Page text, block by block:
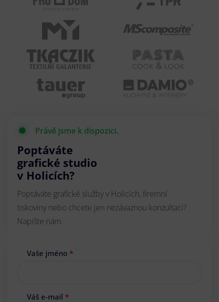
Právě jsme k dispozici.
Poptáváte
grafické studio
v Holicích?
Poptáváte grafické služby v Holicích, firemní
tiskoviny nebo chcete jen nezávaznou konzultaci?
Napište nám.
Vaše jméno *
Váš e-mail *